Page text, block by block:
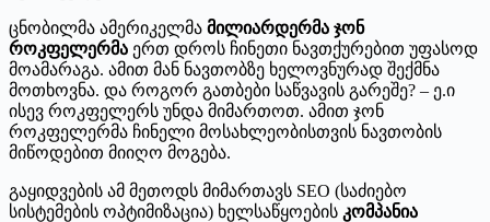
ცნობილმა ამერიკელმა მილიარდერმა ჯონ
როკფელერმა ერთ დროს ჩინეთი ნავთქურებით უფასოდ
მოამარაგა. ამით მან ნავთობზე ხელოვნურად შექმნა
მოთხოვნა. და როგორ გათბები საწვავის გარეშე? – ე.ი
ისევ როკფელერს უნდა მიმართოთ. ამით ჯონ
როკფელერმა ჩინელი მოსახლეობისთვის ნავთობის
მიწოდებით მიიღო მოგება.
გაყიდვების ამ მეთოდს მიმართავს SEO (საძიებო
სისტემების ოპტიმიზაცია) ხელსაწყოების კომპანია